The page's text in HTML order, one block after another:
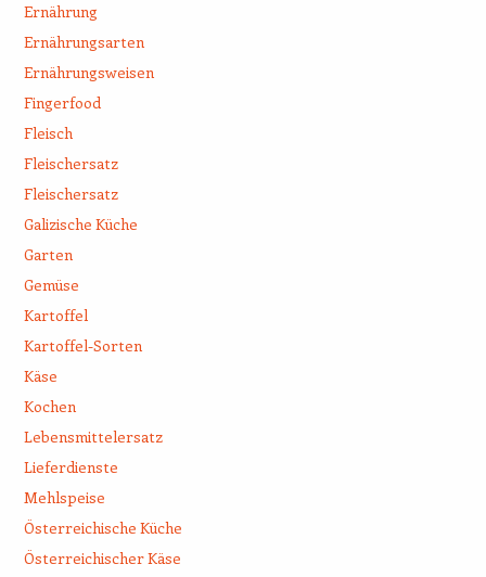
Ernährung
Ernährungsarten
Ernährungsweisen
Fingerfood
Fleisch
Fleischersatz
Fleischersatz
Galizische Küche
Garten
Gemüse
Kartoffel
Kartoffel-Sorten
Käse
Kochen
Lebensmittelersatz
Lieferdienste
Mehlspeise
Österreichische Küche
Österreichischer Käse